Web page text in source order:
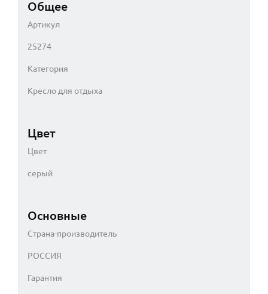
Общее
Артикул
25274
Категория
Кресло для отдыха
Цвет
Цвет
серый
Основные
Страна-производитель
РОССИЯ
Гарантия